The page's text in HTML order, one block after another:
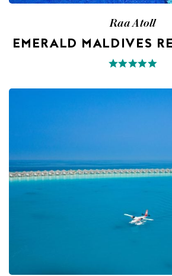
Raa Atoll
EMERALD MALDIVES